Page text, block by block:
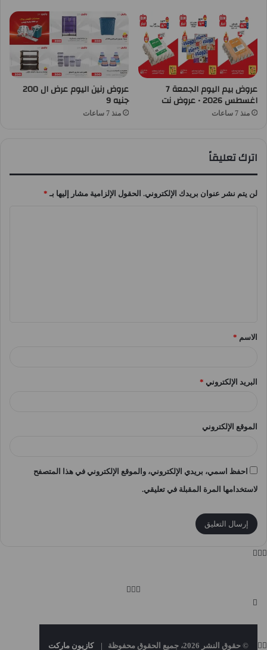
عروض بيم اليوم الجمعة 7
اغسطس 2026 • عروض نت
منذ 7 ساعات
عروض رنين اليوم عرض ال 200
جنيه 9
منذ 7 ساعات
اترك تعليقاً
لن يتم نشر عنوان بريدك الإلكتروني. الحقول الإلزامية مشار إليها بـ *
*الاسم *
البريد الإلكتروني *
الموقع الإلكتروني
احفظ اسمي، بريدي الإلكتروني، والموقع الإلكتروني في هذا المتصفح
لاستخدامها المرة المقبلة في تعليقي.
© حقوق النشر 2026، جميع الحقوق محفوظة | كازيون ماركت